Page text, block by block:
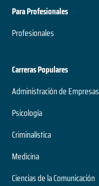
Para Profesionales
Profesionales
Carreras Populares
Administración de Empresas
Psicología
Criminalística
Medicina
Ciencias de la Comunicación